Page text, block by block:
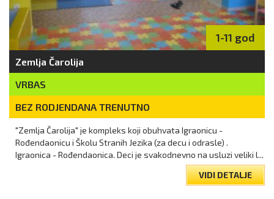
1-11 god
Zemlja Čarolija
VRBAS
BEZ RODJENDANA TRENUTNO
"Zemlja Čarolija" je kompleks koji obuhvata Igraonicu -
Rođendaonicu i Školu Stranih Jezika (za decu i odrasle) .
Igraonica - Rođendaonica. Deci je svakodnevno na usluzi veliki l...
VIDI DETALJE